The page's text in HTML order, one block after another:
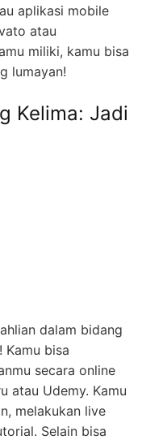
aplikasi mobile
atau
miliki, kamu bisa
lumayan!
Kelima: Jadi
dalam bidang
Kamu bisa
secara online
atau Udemy. Kamu
melakukan live
Selain bisa